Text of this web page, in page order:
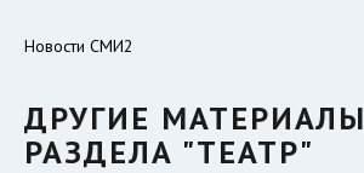
Новости СМИ2
ДРУГИЕ МАТЕРИАЛЫ
РАЗДЕЛА "ТЕАТР"